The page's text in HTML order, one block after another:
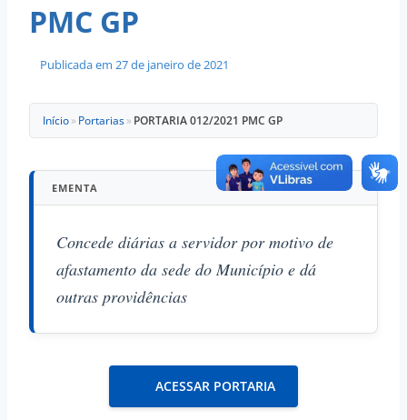
PMC GP
Publicada em 27 de janeiro de 2021
Início» Portarias» PORTARIA 012/2021 PMC GP
EMENTA
Concede diárias a servidor por motivo de
afastamento da sede do Município e dá
outras providências
ACESSAR PORTARIA